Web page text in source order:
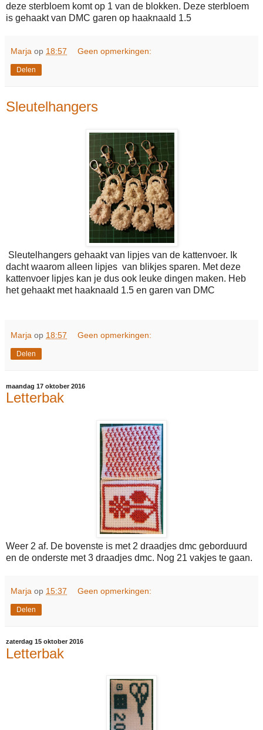
deze sterbloem komt op 1 van de blokken. Deze sterbloem
is gehaakt van DMC garen op haaknaald 1.5
Marja op 18:57 Geen opmerkingen:
Delen
Sleutelhangers
Sleutelhangers gehaakt van lipjes van de kattenvoer. Ik
dacht waarom alleen lipjes van blikjes sparen. Met deze
kattenvoer lipjes kan je dus ook leuke dingen maken. Heb
het gehaakt met haaknaald 1.5 en garen van DMC
Marja op 18:57 Geen opmerkingen:
Delen
maandag 17 oktober 2016
Letterbak
Weer 2 af. De bovenste is met 2 draadjes dmc geborduurd
en de onderste met 3 draadjes dmc. Nog 21 vakjes te gaan.
Marja op 15:37 Geen opmerkingen:
Delen
zaterdag 15 oktober 2016
Letterbak